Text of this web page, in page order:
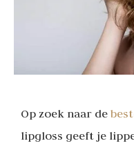
Op zoek naar de
lipgloss geeft je